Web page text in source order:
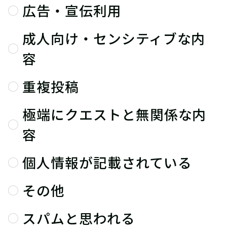
広告・宣伝利用
成人向け・センシティブな内
容
重複投稿
極端にクエストと無関係な内
容
個人情報が記載されている
その他
スパムと思われる